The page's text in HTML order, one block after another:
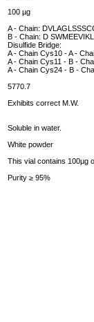
100 µg
A - Chain:
B - Chain: D
Disulfide Bridge:
A - Chain Cys10 - A -
A - Chain Cys11 - B -
A - Chain Cys24 - B -
5770.7
Exhibits correct M.W.
Soluble in water.
White powder
This vial contains 100µg
Purity ≥ 95%